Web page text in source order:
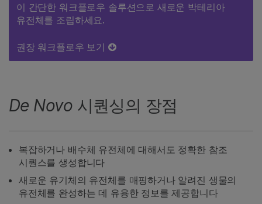
이 간단한 워크플로우 솔루션으로 새로운 박테리아
유전체를 조립하세요.
권장 워크플로우 보기
De Novo 시퀀싱의 장점
복잡하거나 배수체 유전체에 대해서도 정확한 참조
시퀀스를 생성합니다
새로운 유기체의 유전체를 매핑하거나 알려진 생물의
유전체를 완성하는 데 유용한 정보를 제공합니다